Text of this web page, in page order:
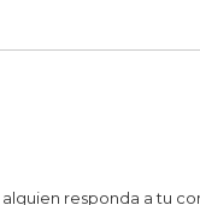
responda a tu